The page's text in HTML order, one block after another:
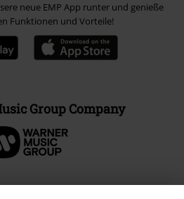
neue EMP App runter und genieße
Funktionen und Vorteile!
Group Company